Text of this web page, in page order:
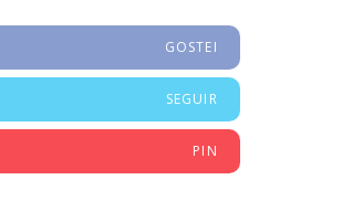
GOSTEI
SEGUIR
PIN